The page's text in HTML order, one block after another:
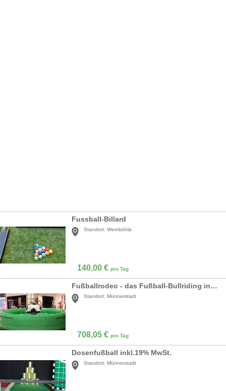
Fussball-Billard
Standort: Weinböhla
140,00 € pro Tag
Fußballrodeo - das Fußball-Bullriding inkl. 19% MwSt.
Standort: Münnerstadt
708,05 € pro Tag
Dosenfußball inkl.19% MwSt.
Standort: Münnerstadt